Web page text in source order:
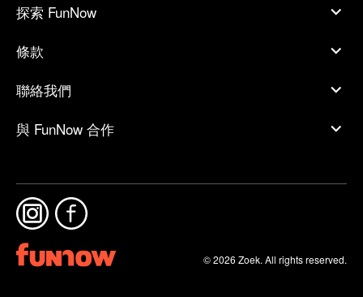
探索 FunNow
條款
聯絡我們
與 FunNow 合作
© 2026 Zoek. All rights reserved.